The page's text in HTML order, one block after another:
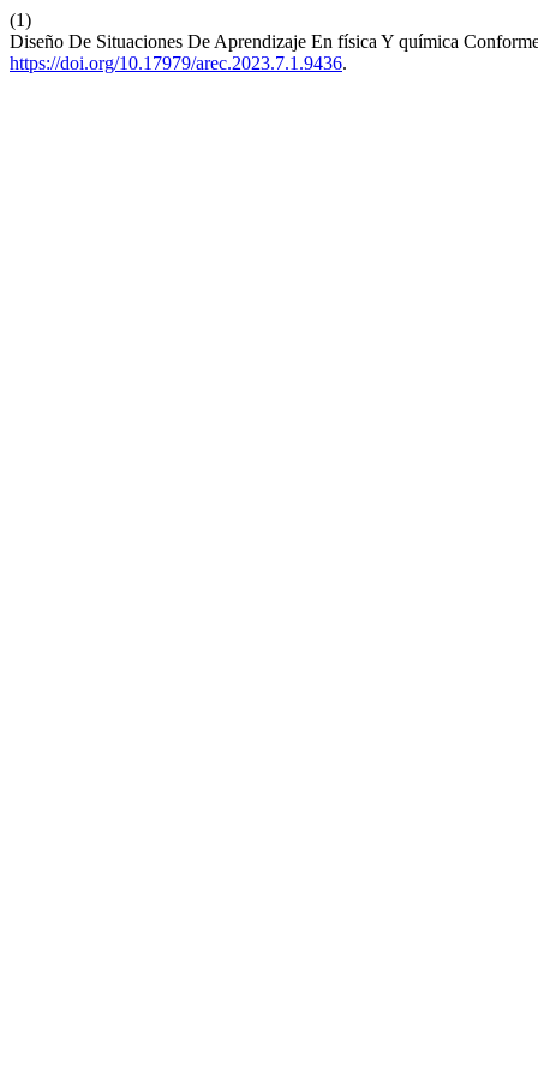
(1)
Diseño De Situaciones De Aprendizaje En física Y química
https://doi.org/10.17979/arec.2023.7.1.9436.